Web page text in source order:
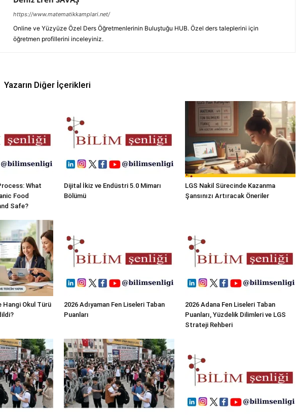
https://www.matematikkamplari.net/
Online ve Yüzyüze Özel Ders Öğretmenlerinin Buluştuğu HUB. Özel ders taleplerini için
öğretmen profillerini inceleyiniz.
Yazarın Diğer İçerikleri
What
Food
Safe?
Dijital İkiz ve Endüstri 5.0 Mimarı
Bölümü
LGS Nakil Sürecinde Kazanma
Şansınızı Artıracak Öneriler
Hangi Okul Türü
2026 Adıyaman Fen Liseleri Taban
Puanları
2026 Adana Fen Liseleri Taban
Puanları, Yüzdelik Dilimleri ve LGS
Strateji Rehberi